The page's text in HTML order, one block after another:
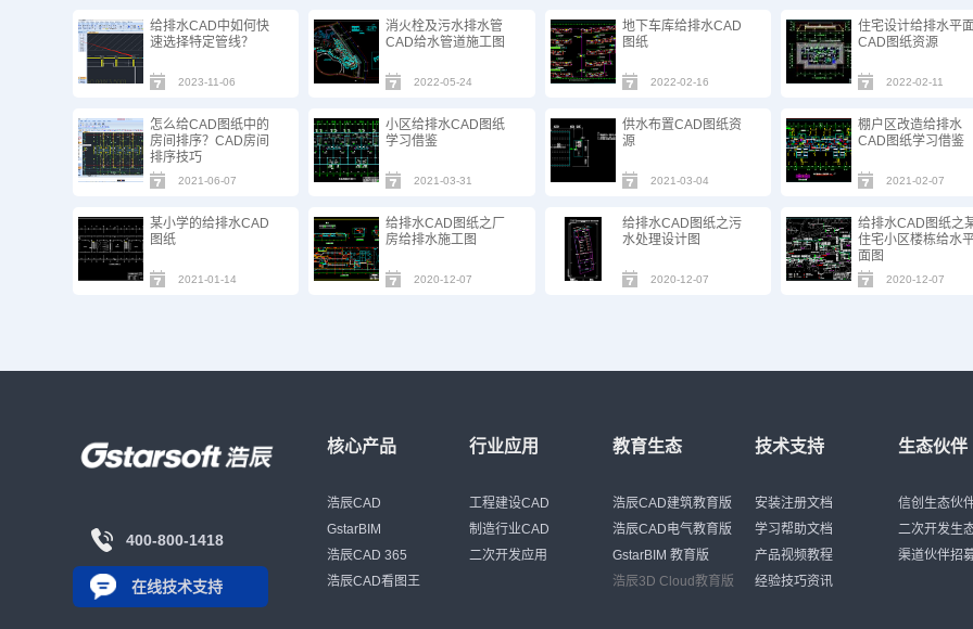
给排水CAD中如何快
速选择特定管线？
2023-11-06
消火栓及污水排水管
CAD给水管道施工图
2022-05-24
地下车库给排水CAD
图纸
2022-02-16
住宅设计给排水平面
CAD图纸资源
2022-02-11
怎么给CAD图纸中的
房间排序？CAD房间
排序技巧
2021-06-07
小区给排水CAD图纸
学习借鉴
2021-03-31
供水布置CAD图纸资
源
2021-03-04
棚户区改造给排水
CAD图纸学习借鉴
2021-02-07
某小学的给排水CAD
图纸
2021-01-14
给排水CAD图纸之厂
房给排水施工图
2020-12-07
给排水CAD图纸之污
水处理设计图
2020-12-07
给排水CAD图纸之
住宅小区楼栋给水
面图
2020-12-07
400-800-1418
在线技术支持
核心产品
浩辰CAD
GstarBIM
浩辰CAD 365
浩辰CAD看图王
行业应用
工程建设CAD
制造行业CAD
二次开发应用
教育生态
浩辰CAD建筑教育版
浩辰CAD电气教育版
GstarBIM 教育版
浩辰3D Cloud教育版
技术支持
安装注册文档
学习帮助文档
产品视频教程
经验技巧资讯
生态伙伴
信创生态伙
二次开发生
渠道伙伴招